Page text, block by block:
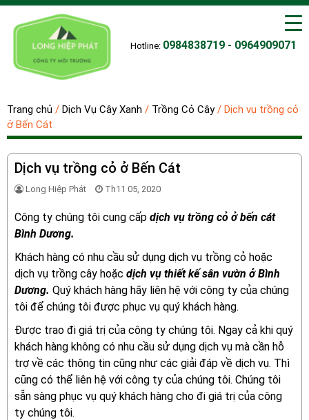
Hotline: 0984838719 - 0964909071
Trang chủ / Dịch Vụ Cây Xanh / Trồng Cỏ Cây/ Dịch vụ trồng cỏ
ở Bến Cát
Dịch vụ trồng cỏ ở Bến Cát
Long Hiệp Phát Th11 05, 2020
Công ty chúng tôi cung cấp dịch vụ trồng cỏ ở bến cát
Bình Dương.
Khách hàng có nhu cầu sử dụng dịch vụ trồng cỏ hoặc
dịch vụ trồng cây hoặc dịch vụ thiết kế sân vườn ở Bình
Dương. Quý khách hàng hãy liên hệ với công ty của chúng
tôi để chúng tôi được phục vụ quý khách hàng.
Được trao đi giá trị của công ty chúng tôi. Ngay cả khi quý
khách hàng không có nhu cầu sử dụng dịch vụ mà cần hỗ
trợ về các thông tin cũng như các giải đáp về dịch vụ. Thì
cũng có thể liên hệ với công ty của chúng tôi. Chúng tôi
sẵn sàng phục vụ quý khách hàng cho đi giá trị của công
ty chúng tôi.